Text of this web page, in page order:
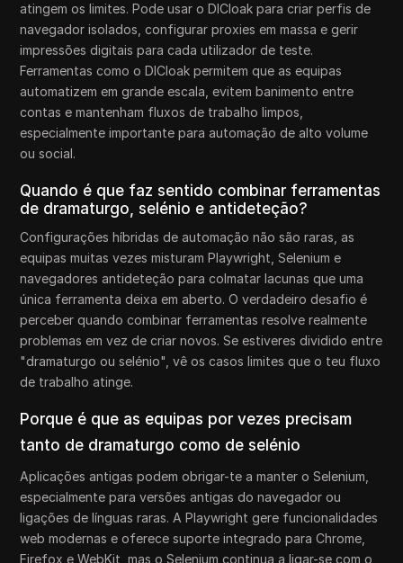
atingem os limites. Pode usar o DICloak para criar perfis de
navegador isolados, configurar proxies em massa e gerir
impressões digitais para cada utilizador de teste.
Ferramentas como o DICloak permitem que as equipas
automatizem em grande escala, evitem banimento entre
contas e mantenham fluxos de trabalho limpos,
especialmente importante para automação de alto volume
ou social.
Quando é que faz sentido combinar ferramentas
de dramaturgo, selénio e antideteção?
Configurações híbridas de automação não são raras, as
equipas muitas vezes misturam Playwright, Selenium e
navegadores antideteção para colmatar lacunas que uma
única ferramenta deixa em aberto. O verdadeiro desafio é
perceber quando combinar ferramentas resolve realmente
problemas em vez de criar novos. Se estiveres dividido entre
"dramaturgo ou selénio", vê os casos limites que o teu fluxo
de trabalho atinge.
Porque é que as equipas por vezes precisam
tanto de dramaturgo como de selénio
Aplicações antigas podem obrigar-te a manter o Selenium,
especialmente para versões antigas do navegador ou
ligações de línguas raras. A Playwright gere funcionalidades
web modernas e oferece suporte integrado para Chrome,
Firefox e WebKit, mas o Selenium continua a ligar-se com o